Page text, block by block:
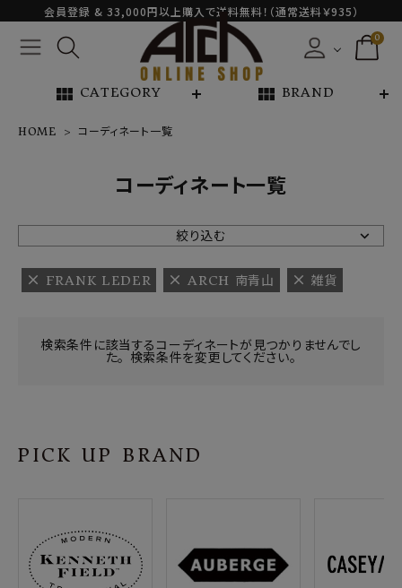
会員登録 & 33,000円以上購入で送料無料！（通常送料￥935）
0
view_module CATEGORY view_module BRAND
NEW ARRIVAL
ARCH EXCLUSIVE
BRAND
INFORMATION
プライバシーポリシー
特定商取引法について
HOME コーディネート一覧
コーディネート一覧
絞り込む
FRANK LEDER ARCH 南青山 雑貨
検索条件に該当するコーディネートが見つかりませんでし
た。 検索条件を変更してください。
PICK UP BRAND